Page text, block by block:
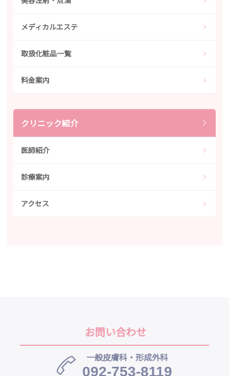
メディカルエステ
取扱化粧品一覧
料金案内
クリニック紹介
医師紹介
診療案内
アクセス
お問い合わせ
一般皮膚科・形成外科
092-753-8119